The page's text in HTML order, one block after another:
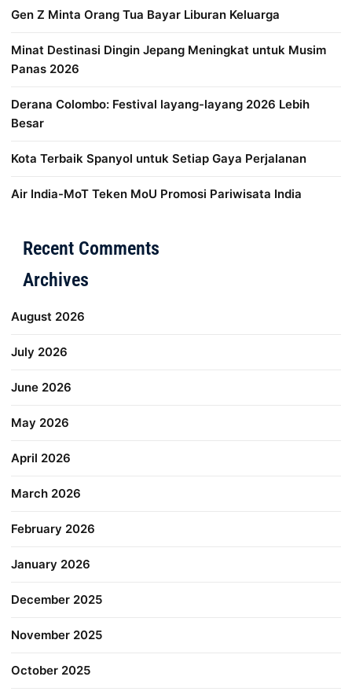
Gen Z Minta Orang Tua Bayar Liburan Keluarga
Minat Destinasi Dingin Jepang Meningkat untuk Musim
Panas 2026
Derana Colombo: Festival layang-layang 2026 Lebih
Besar
Kota Terbaik Spanyol untuk Setiap Gaya Perjalanan
Air India-MoT Teken MoU Promosi Pariwisata India
Recent Comments
Archives
August 2026
July 2026
June 2026
May 2026
April 2026
March 2026
February 2026
January 2026
December 2025
November 2025
October 2025